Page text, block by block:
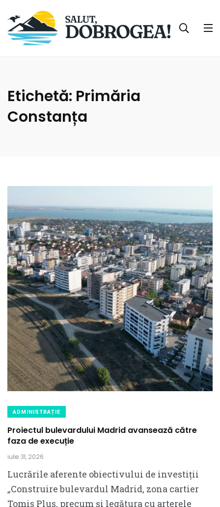
Etichetă: Primăria
Constanța
ADMINISTRAȚIE
Proiectul bulevardului Madrid avansează către
faza de execuție
iulie 31, 2026
Lucrările aferente obiectivului de investiții
„Construire bulevardul Madrid, zona cartier
Tomis Plus, precum și legătura cu arterele